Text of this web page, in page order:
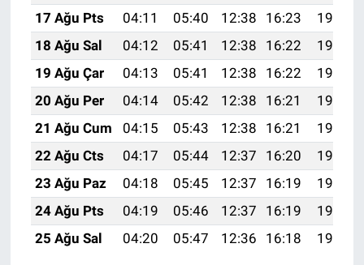
17 Ağu Pts
04:11 05:40 12:38 16:23
19:27
18 Ağu Sal
04:12 05:41 12:38 16:22
19:26
19 Ağu Çar
04:13 05:41 12:38 16:22
19:25
20 Ağu Per
04:14 05:42 12:38 16:21
19:23
21 Ağu Cum
04:15 05:43 12:38 16:21
19:22
22 Ağu Cts
04:17 05:44 12:37 16:20
19:21
23 Ağu Paz
04:18 05:45 12:37 16:19
19:19
24 Ağu Pts
04:19 05:46 12:37 16:19
19:18
25 Ağu Sal
04:20 05:47 12:36 16:18 19:16
Türkiye'nin Geleceği
Türkiye'nin Gündemi
Yerel Gündem
Yerel Yaşam
Canlı Yayın